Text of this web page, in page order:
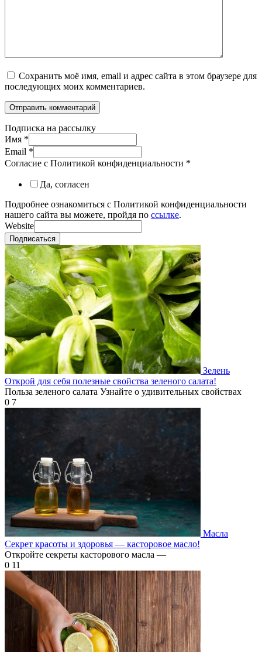
Сохранить моё имя, email и адрес сайта в этом браузере для
последующих моих комментариев.
Подписка на рассылку
Имя *
Email *
Согласие с Политикой конфиденциальности *
Да, согласен
Подробнее ознакомиться с Политикой конфиденциальности
нашего сайта вы можете, пройдя по ссылке.
Website
Подписаться
Зелень
Открой для себя полезные свойства зеленого салата!
Польза зеленого салата Узнайте о удивительных свойствах
0 7
Масла
Секрет красоты и здоровья — касторовое масло!
Откройте секреты касторового масла —
0 11